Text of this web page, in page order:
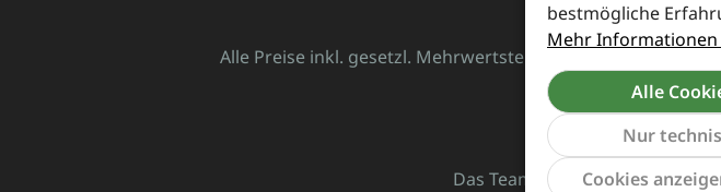
Alle Preise inkl. gesetzl. Mehrwertsteuer zzgl.
Das Team von Supreme Chaos
bestmögliche
Mehr
Alle
Nur
Cookies